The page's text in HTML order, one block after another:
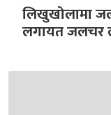
लिखुखोलामा
लगायत जलचर